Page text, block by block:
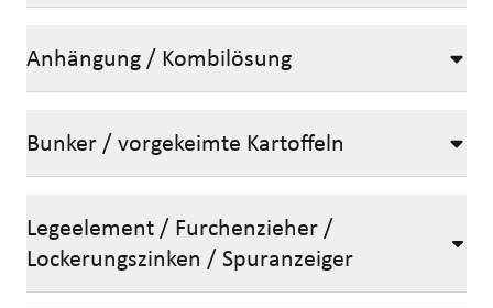
Anhängung / Kombilösung
Bunker / vorgekeimte Kartoffeln
Legeelement / Furchenzieher /
Lockerungszinken / Spuranzeiger